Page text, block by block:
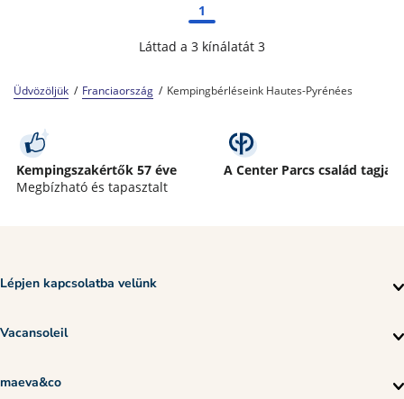
1
Láttad a 3 kínálatát 3
Üdvözöljük Franciaország Kempingbérléseink Hautes-Pyrénées
Kempingszakértők 57 éve
Megbízható és tapasztalt
A Center Parcs család tagja
Lépjen kapcsolatba velünk
Vacansoleil
maeva&co